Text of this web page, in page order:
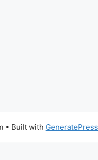
• Built with GeneratePress